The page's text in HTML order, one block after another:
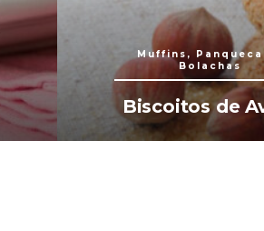
Muffins,
Bolachas
Biscoitos de